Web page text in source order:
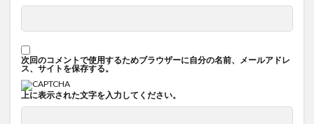
次回のコメントで使用するためブラウザーに自分の名前、メールアドレ
ス、サイトを保存する。
上に表示された文字を入力してください。